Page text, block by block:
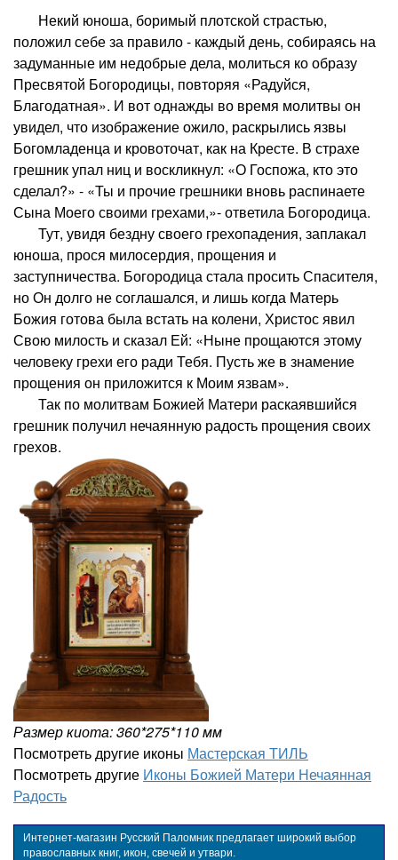
Некий юноша, боримый плотской страстью,
положил себе за правило - каждый день, собираясь на
задуманные им недобрые дела, молиться ко образу
Пресвятой Богородицы, повторяя «Радуйся,
Благодатная». И вот однажды во время молитвы он
увидел, что изображение ожило, раскрылись язвы
Богомладенца и кровоточат, как на Кресте. В страхе
грешник упал ниц и воскликнул: «О Госпожа, кто это
сделал?» - «Ты и прочие грешники вновь распинаете
Сына Моего своими грехами,»- ответила Богородица.
Тут, увидя бездну своего грехопадения, заплакал
юноша, прося милосердия, прощения и
заступничества. Богородица стала просить Спасителя,
но Он долго не соглашался, и лишь когда Матерь
Божия готова была встать на колени, Христос явил
Свою милость и сказал Ей: «Ныне прощаются этому
человеку грехи его ради Тебя. Пусть же в знамение
прощения он приложится к Моим язвам».
Так по молитвам Божией Матери раскаявшийся
грешник получил нечаянную радость прощения своих
грехов.
Размер киота: 360*275*110 мм
Посмотреть другие иконы Мастерская ТИЛЬ
Посмотреть другие Иконы Божией Матери Нечаянная
Радость
Интернет-магазин Русский Паломник предлагает широкий выбор
православных книг, икон, свечей и утвари.